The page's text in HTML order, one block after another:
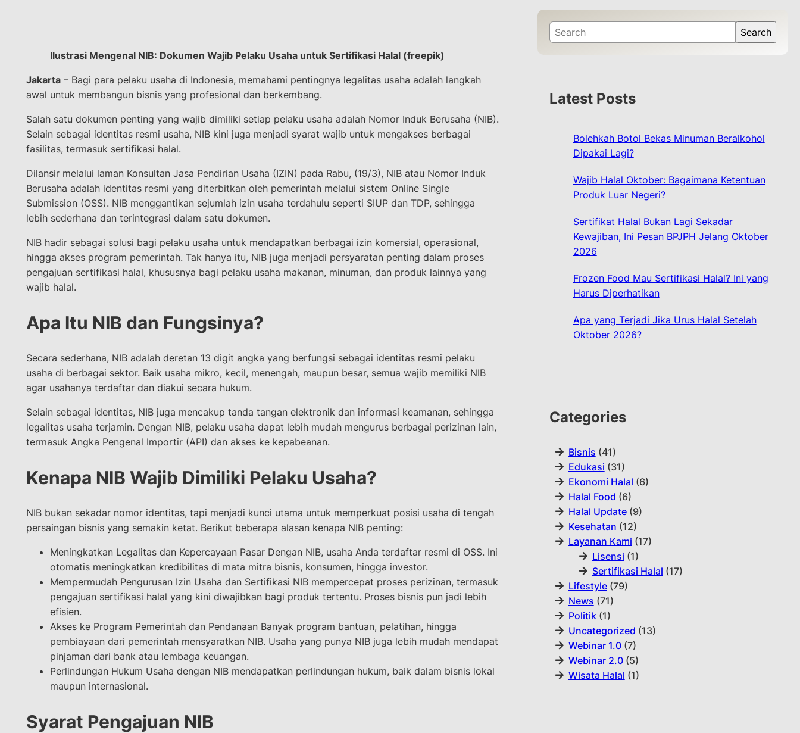
Ilustrasi Mengenal NIB: Dokumen Wajib Pelaku Usaha untuk Sertifikasi Halal (freepik)
Jakarta – Bagi para pelaku usaha di Indonesia, memahami pentingnya legalitas usaha adalah langkah
awal untuk membangun bisnis yang profesional dan berkembang.
Salah satu dokumen penting yang wajib dimiliki setiap pelaku usaha adalah Nomor Induk Berusaha (NIB).
Selain sebagai identitas resmi usaha, NIB kini juga menjadi syarat wajib untuk mengakses berbagai
fasilitas, termasuk sertifikasi halal.
Dilansir melalui laman Konsultan Jasa Pendirian Usaha (IZIN) pada Rabu, (19/3), NIB atau Nomor Induk
Berusaha adalah identitas resmi yang diterbitkan oleh pemerintah melalui sistem Online Single
Submission (OSS). NIB menggantikan sejumlah izin usaha terdahulu seperti SIUP dan TDP, sehingga
lebih sederhana dan terintegrasi dalam satu dokumen.
NIB hadir sebagai solusi bagi pelaku usaha untuk mendapatkan berbagai izin komersial, operasional,
hingga akses program pemerintah. Tak hanya itu, NIB juga menjadi persyaratan penting dalam proses
pengajuan sertifikasi halal, khususnya bagi pelaku usaha makanan, minuman, dan produk lainnya yang
wajib halal.
Apa Itu NIB dan Fungsinya?
Secara sederhana, NIB adalah deretan 13 digit angka yang berfungsi sebagai identitas resmi pelaku
usaha di berbagai sektor. Baik usaha mikro, kecil, menengah, maupun besar, semua wajib memiliki NIB
agar usahanya terdaftar dan diakui secara hukum.
Selain sebagai identitas, NIB juga mencakup tanda tangan elektronik dan informasi keamanan, sehingga
legalitas usaha terjamin. Dengan NIB, pelaku usaha dapat lebih mudah mengurus berbagai perizinan lain,
termasuk Angka Pengenal Importir (API) dan akses ke kepabeanan.
Kenapa NIB Wajib Dimiliki Pelaku Usaha?
NIB bukan sekadar nomor identitas, tapi menjadi kunci utama untuk memperkuat posisi usaha di tengah
persaingan bisnis yang semakin ketat. Berikut beberapa alasan kenapa NIB penting:
Meningkatkan Legalitas dan Kepercayaan Pasar Dengan NIB, usaha Anda terdaftar resmi di OSS. Ini
otomatis meningkatkan kredibilitas di mata mitra bisnis, konsumen, hingga investor.
Mempermudah Pengurusan Izin Usaha dan Sertifikasi NIB mempercepat proses perizinan, termasuk
pengajuan sertifikasi halal yang kini diwajibkan bagi produk tertentu. Proses bisnis pun jadi lebih
efisien.
Akses ke Program Pemerintah dan Pendanaan Banyak program bantuan, pelatihan, hingga
pembiayaan dari pemerintah mensyaratkan NIB. Usaha yang punya NIB juga lebih mudah mendapat
pinjaman dari bank atau lembaga keuangan.
Perlindungan Hukum Usaha dengan NIB mendapatkan perlindungan hukum, baik dalam bisnis lokal
maupun internasional.
Syarat Pengajuan NIB
S
e
h
Search
Latest Posts
Bolehkah Botol Bekas Minuman Beralkohol
Dipakai Lagi?
Wajib Halal Oktober: Bagaimana Ketentuan
Produk Luar Negeri?
Sertifikat Halal Bukan Lagi Sekadar
Kewajiban, Ini Pesan BPJPH Jelang Oktober
2026
Frozen Food Mau Sertifikasi Halal? Ini yang
Harus Diperhatikan
Apa yang Terjadi Jika Urus Halal Setelah
Oktober 2026?
Categories
Bisnis (41)
Edukasi (31)
Ekonomi Halal (6)
Halal Food (6)
Halal Update(9)
Kesehatan (12)
Layanan Kami (17)
Lisensi (1)
Sertifikasi Halal (17)
Lifestyle(79)
News (71)
Politik(1)
Uncategorized (13)
Webinar 1.0(7)
Webinar 2.0(5)
Wisata Halal (1)